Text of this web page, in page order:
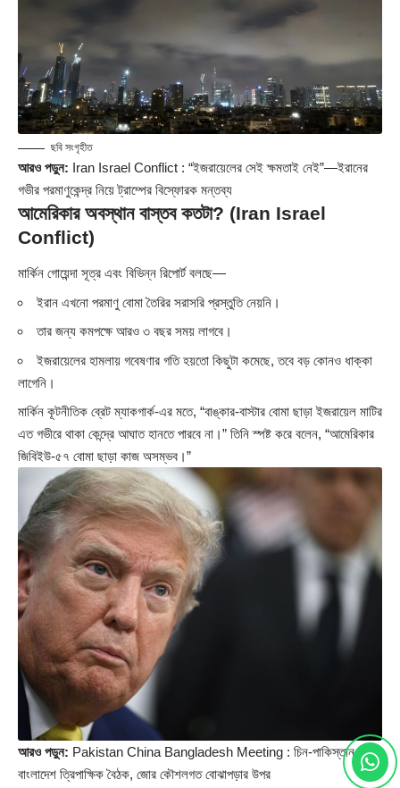
ছবি সংগৃহীত
আরও পড়ুন: Iran Israel Conflict : “ইজরায়েলের সেই ক্ষমতাই নেই”—ইরানের
গভীর পরমাণুকেন্দ্র নিয়ে ট্রাম্পের বিস্ফোরক মন্তব্য
আমেরিকার অবস্থান বাস্তব কতটা? (Iran Israel
Conflict)
মার্কিন গোয়েন্দা সূত্র এবং বিভিন্ন রিপোর্ট বলছে—
ইরান এখনো পরমাণু বোমা তৈরির সরাসরি প্রস্তুতি নেয়নি।
তার জন্য কমপক্ষে আরও ৩ বছর সময় লাগবে।
ইজরায়েলের হামলায় গবেষণার গতি হয়তো কিছুটা কমেছে, তবে বড় কোনও ধাক্কা
লাগেনি।
মার্কিন কূটনীতিক ব্রেট ম্যাকগার্ক-এর মতে, “বাঙ্কার-বাস্টার বোমা ছাড়া ইজরায়েল মাটির
এত গভীরে থাকা কেন্দ্রে আঘাত হানতে পারবে না।” তিনি স্পষ্ট করে বলেন, “আমেরিকার
জিবিইউ-৫৭ বোমা ছাড়া কাজ অসম্ভব।”
আরও পড়ুন: Pakistan China Bangladesh Meeting : চিন-পাকিস্তান-
বাংলাদেশ ত্রিপাক্ষিক বৈঠক, জোর কৌশলগত বোঝাপড়ার উপর